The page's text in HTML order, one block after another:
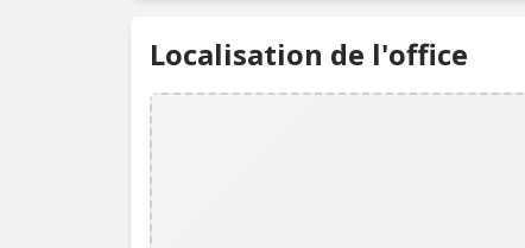
Localisation de l'office